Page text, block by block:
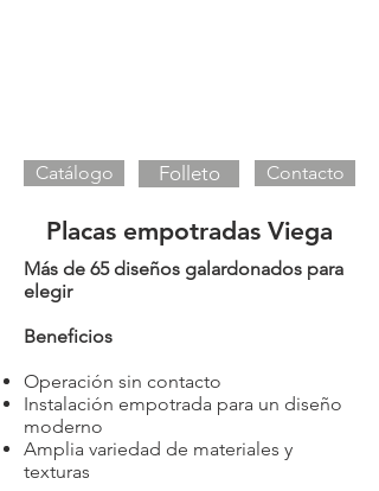
Catálogo Folleto Contacto
Placas empotradas Viega
Más de 65 diseños galardonados para
elegir
Beneficios
Operación sin contacto
Instalación empotrada para un diseño
moderno
Amplia variedad de materiales y
texturas